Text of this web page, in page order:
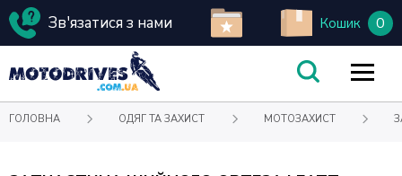
Зв'язатися з нами Кошик 0
ГОЛОВНА ОДЯГ ТА ЗАХИСТ МОТОЗАХИСТ